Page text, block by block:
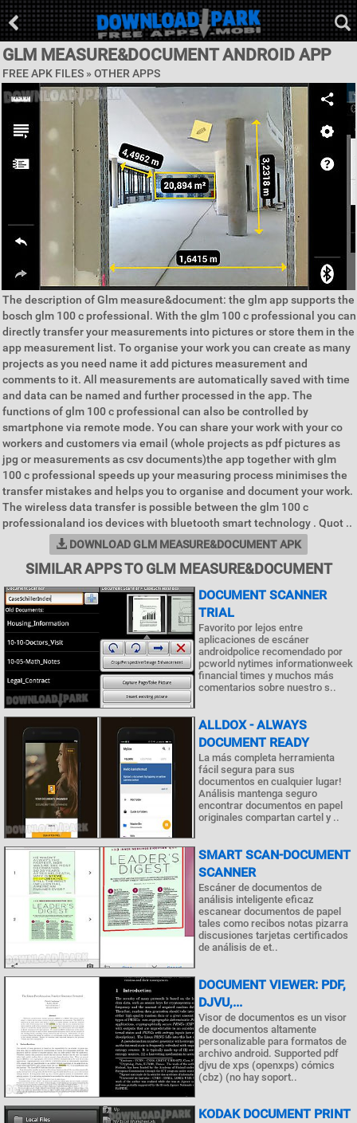
GLM MEASURE&DOCUMENT ANDROID APP
FREE APK FILES » OTHER APPS
The description of Glm measure&document: the glm app supports the
bosch glm 100 c professional. With the glm 100 c professional you can
directly transfer your measurements into pictures or store them in the
app measurement list. To organise your work you can create as many
projects as you need name it add pictures measurement and
comments to it. All measurements are automatically saved with time
and data can be named and further processed in the app. The
functions of glm 100 c professional can also be controlled by
smartphone via remote mode. You can share your work with your co
workers and customers via email (whole projects as pdf pictures as
jpg or measurements as csv documents)the app together with glm
100 c professional speeds up your measuring process minimises the
transfer mistakes and helps you to organise and document your work.
The wireless data transfer is possible between the glm 100 c
professionaland ios devices with bluetooth smart technology . Quot ..
DOWNLOAD GLM MEASURE&DOCUMENT APK
SIMILAR APPS TO GLM MEASURE&DOCUMENT
DOCUMENT SCANNER
TRIAL
Favorito por lejos entre
aplicaciones de escáner
androidpolice recomendado por
pcworld nytimes informationweek
financial times y muchos más
comentarios sobre nuestro s..
ALLDOX - ALWAYS
DOCUMENT READY
La más completa herramienta
fácil segura para sus
documentos en cualquier lugar!
Análisis mantenga seguro
encontrar documentos en papel
originales compartan cartel y ..
SMART SCAN-DOCUMENT
SCANNER
Escáner de documentos de
análisis inteligente eficaz
escanear documentos de papel
tales como recibos notas pizarra
discusiones tarjetas certificados
de análisis de et..
DOCUMENT VIEWER: PDF,
DJVU,...
Visor de documentos es un visor
de documentos altamente
personalizable para formatos de
archivo android. Supported pdf
djvu de xps (openxps) cómics
(cbz) (no hay soport..
KODAK DOCUMENT PRINT